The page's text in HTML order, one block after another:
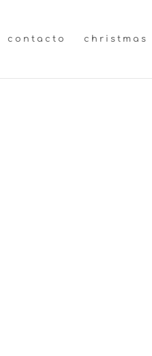
contacto christmas